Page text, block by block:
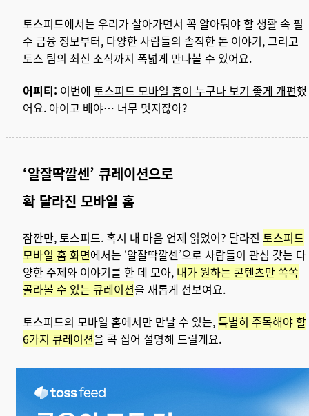
토스피드에서는 우리가 살아가면서 꼭 알아둬야 할 생활 속 필
수 금융 정보부터, 다양한 사람들의 솔직한 돈 이야기, 그리고
토스 팀의 최신 소식까지 폭넓게 만나볼 수 있어요.
어피티: 이번에 토스피드 모바일 홈이 누구나 보기 좋게 개편했
어요. 아이고 배야… 너무 멋지잖아?
‘알잘딱깔센’ 큐레이션으로
확 달라진 모바일 홈
잠깐만, 토스피드. 혹시 내 마음 언제 읽었어? 달라진 토스피드
모바일 홈 화면에서는 ‘알잘딱깔센’으로 사람들이 관심 갖는 다
양한 주제와 이야기를 한 데 모아, 내가 원하는 콘텐츠만 쏙쏙
골라볼 수 있는 큐레이션을 새롭게 선보여요.
토스피드의 모바일 홈에서만 만날 수 있는,특별히 주목해야 할
6가지 큐레이션을 콕 집어 설명해 드릴게요.